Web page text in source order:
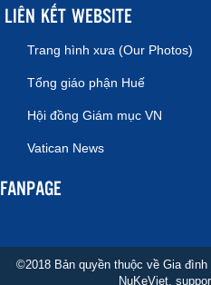
LIÊN KẾT WEBSITE
Trang hình xưa (Our Photos)
Tổng giáo phận Huế
Hội đồng Giám mục VN
Vatican News
FANPAGE
©2018 Bản quyền thuộc về Gia
NuKeViet ,